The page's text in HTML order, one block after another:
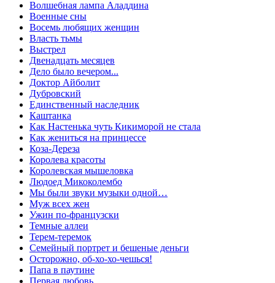
Волшебная лампа Аладдина
Военные сны
Восемь любящих женщин
Власть тьмы
Выстрел
Двенадцать месяцев
Дело было вечером...
Доктор Айболит
Дубровский
Единственный наследник
Каштанка
Как Настенька чуть Кикиморой не стала
Как жениться на принцессе
Коза-Дереза
Королева красоты
Королевская мышеловка
Людоед Микоколембо
Мы были звуки музыки одной…
Муж всех жен
Ужин по-французски
Темные аллеи
Терем-теремок
Семейный портрет и бешеные деньги
Осторожно, об-хо-хо-чешься!
Папа в паутине
Первая любовь